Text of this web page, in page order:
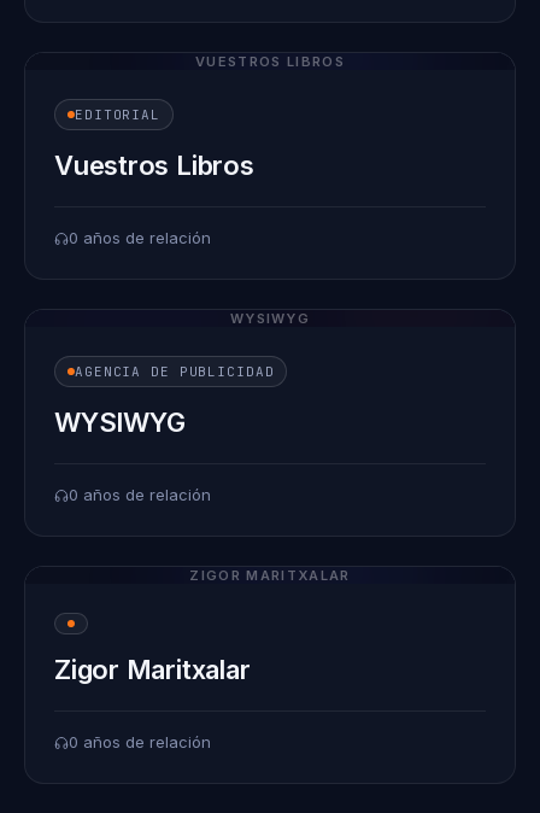
VUESTROS LIBROS
EDITORIAL
Vuestros Libros
0 años de relación
WYSIWYG
AGENCIA DE PUBLICIDAD
WYSIWYG
0 años de relación
ZIGOR MARITXALAR
Zigor Maritxalar
0 años de relación